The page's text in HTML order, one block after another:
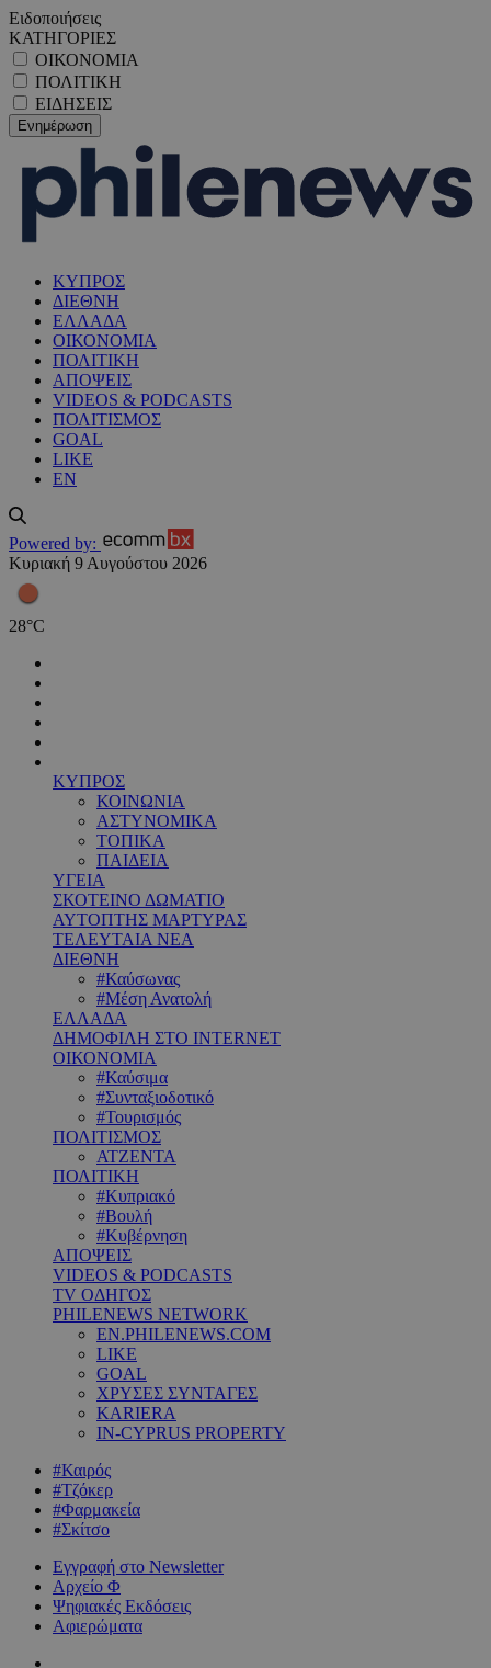
Ειδοποιήσεις
ΚΑΤΗΓΟΡΙΕΣ
ΟΙΚΟΝΟΜΙΑ
ΠΟΛΙΤΙΚΗ
ΕΙΔΗΣΕΙΣ
ΚΥΠΡΟΣ
ΔΙΕΘΝΗ
ΕΛΛΑΔΑ
ΟΙΚΟΝΟΜΙΑ
ΠΟΛΙΤΙΚΗ
ΑΠΟΨΕΙΣ
VIDEOS & PODCASTS
ΠΟΛΙΤΙΣΜΟΣ
GOAL
LIKE
EN
Powered by:
Κυριακή 9 Αυγούστου 2026
28°C
ΚΥΠΡΟΣ
ΚΟΙΝΩΝΙΑ
ΑΣΤΥΝΟΜΙΚΑ
ΤΟΠΙΚΑ
ΠΑΙΔΕΙΑ
ΥΓΕΙΑ
ΣΚΟΤΕΙΝΟ ΔΩΜΑΤΙΟ
ΑΥΤΟΠΤΗΣ ΜΑΡΤΥΡΑΣ
ΤΕΛΕΥΤΑΙΑ ΝΕΑ
ΔΙΕΘΝΗ
#Καύσωνας
#Μέση Ανατολή
ΕΛΛΑΔΑ
ΔΗΜΟΦΙΛΗ ΣΤΟ INTERNET
ΟΙΚΟΝΟΜΙΑ
#Καύσιμα
#Συνταξιοδοτικό
#Τουρισμός
ΠΟΛΙΤΙΣΜΟΣ
ΑΤΖΕΝΤΑ
ΠΟΛΙΤΙΚΗ
#Κυπριακό
#Βουλή
#Κυβέρνηση
ΑΠΟΨΕΙΣ
VIDEOS & PODCASTS
TV ΟΔΗΓΟΣ
PHILENEWS NETWORK
EN.PHILENEWS.COM
LIKE
GOAL
ΧΡΥΣΕΣ ΣΥΝΤΑΓΕΣ
KARIERA
IN-CYPRUS PROPERTY
#Καιρός
#Τζόκερ
#Φαρμακεία
#Σκίτσο
Εγγραφή στο Newsletter
Αρχείο Φ
Ψηφιακές Εκδόσεις
Αφιερώματα